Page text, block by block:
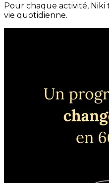
Pour chaque activité,
vie quotidienne.